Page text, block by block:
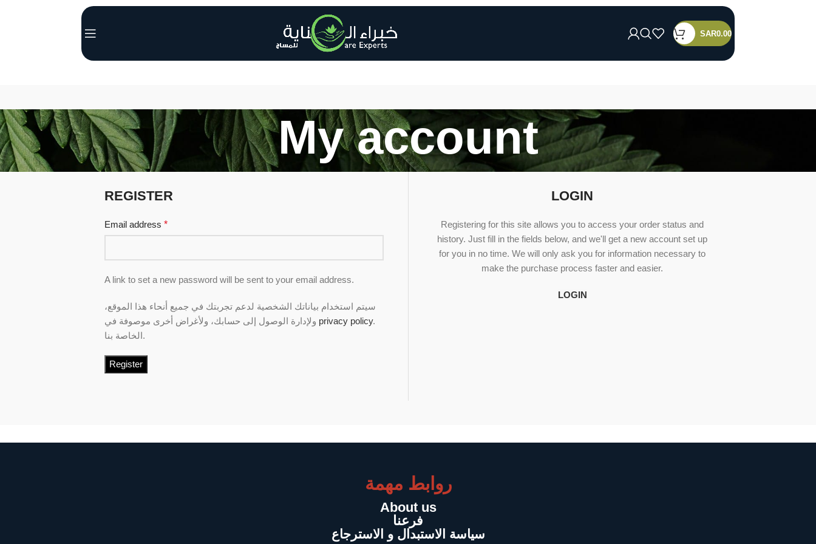
SAR0.00
My account
REGISTER
Email address *
A link to set a new password will be sent to your email address.
سيتم استخدام بياناتك الشخصية لدعم تجربتك في جميع أنحاء هذا الموقع،
privacy policy.
الخاصة بنا.
Register
LOGIN
Registering for this site allows you to access your order status and
history. Just fill in the fields below, and we'll get a new account set up
for you in no time. We will only ask you for information necessary to
make the purchase process faster and easier.
LOGIN
روابط مهمة
About us
فرعنا
سياسة الاستبدال و الاسترجاع